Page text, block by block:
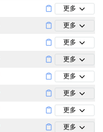
更多
更多
更多
更多
更多
更多
更多
更多